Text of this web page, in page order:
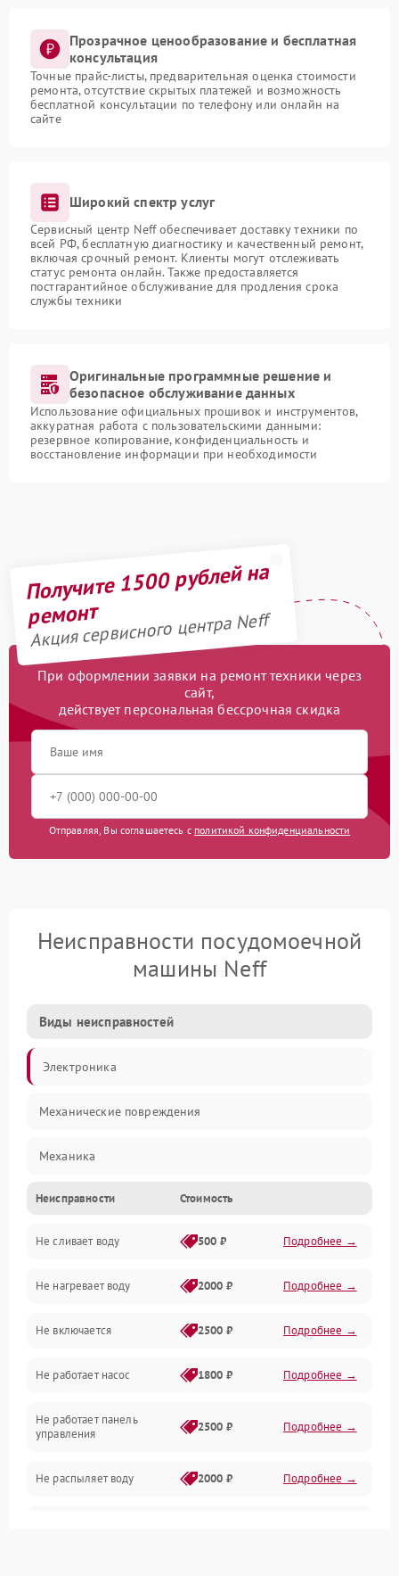
Прозрачное ценообразование и бесплатная
консультация
Точные прайс-листы, предварительная оценка стоимости
ремонта, отсутствие скрытых платежей и возможность
бесплатной консультации по телефону или онлайн на
сайте
Широкий спектр услуг
Сервисный центр Neff обеспечивает доставку техники по
всей РФ, бесплатную диагностику и качественный ремонт,
включая срочный ремонт. Клиенты могут отслеживать
статус ремонта онлайн. Также предоставляется
постгарантийное обслуживание для продления срока
службы техники
Оригинальные программные решение и
безопасное обслуживание данных
Использование официальных прошивок и инструментов,
аккуратная работа с пользовательскими данными:
резервное копирование, конфиденциальность и
восстановление информации при необходимости
Получите 1500 рублей на
ремонт
Акция сервисного центра Neff
При оформлении заявки на ремонт техники через
сайт,
действует персональная бессрочная скидка
Отправляя, Вы соглашаетесь с политикой конфиденциальности
Неисправности посудомоечной
машины Neff
Виды неисправностей
Электроника
Механические повреждения
Механика
Управление
Электропитание
Датчики
Нагрев
Вода
Гигиена
Программное обеспечение
Неисправности Стоимость
Не сливает воду 500 ₽ Подробнее →
Не нагревает воду 2000 ₽ Подробнее →
Не включается 2500 ₽ Подробнее →
Не работает насос 1800 ₽ Подробнее →
Не работает панель
управления
2500 ₽ Подробнее →
Не распыляет воду 2000 ₽ Подробнее →